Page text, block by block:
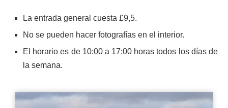
La entrada general cuesta £9,5.
No se pueden hacer fotografías en el interior.
El horario es de 10:00 a 17:00 horas todos los días de
la semana.